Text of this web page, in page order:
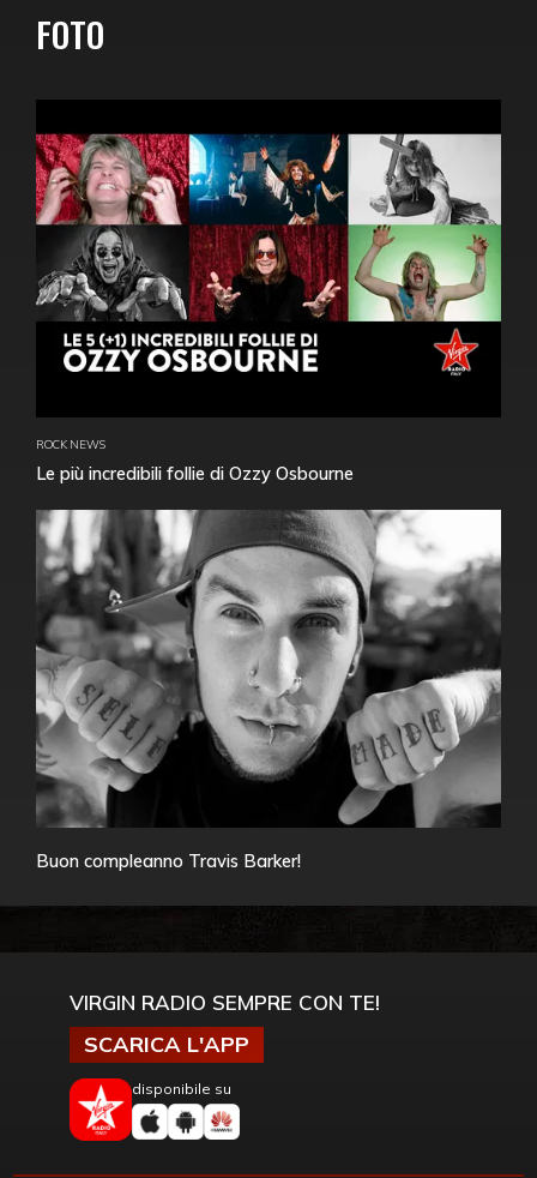
FOTO
ROCK NEWS
Le più incredibili follie di Ozzy Osbourne
Buon compleanno Travis Barker!
VIRGIN RADIO SEMPRE CON TE!
SCARICA L'APP
disponibile su